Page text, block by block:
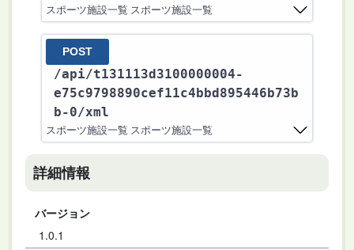
スポーツ施設一覧 スポーツ施設一覧
POST
/api/t131113d3100000004-
e75c9798890cef11c4bbd895446b73b
b-0/xml
スポーツ施設一覧 スポーツ施設一覧
詳細情報
バージョン
1.0.1